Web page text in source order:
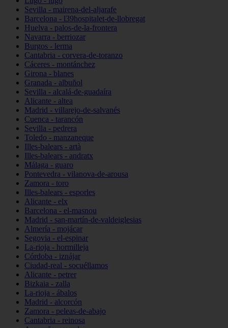
Sevilla - mairena-del-aljarafe
Barcelona - l39hospitalet-de-llobregat
Huelva - palos-de-la-frontera
Navarra - berriozar
Burgos - lerma
Cantabria - corvera-de-toranzo
Cáceres - montánchez
Girona - blanes
Granada - albuñol
Sevilla - alcalá-de-guadaíra
Alicante - altea
Madrid - villarejo-de-salvanés
Cuenca - tarancón
Sevilla - pedrera
Toledo - manzaneque
Illes-balears - artà
Illes-balears - andratx
Málaga - guaro
Pontevedra - vilanova-de-arousa
Zamora - toro
Illes-balears - esporles
Alicante - elx
Barcelona - el-masnou
Madrid - san-martín-de-valdeiglesias
Almería - mojácar
Segovia - el-espinar
La-rioja - hormilleja
Córdoba - iznájar
Ciudad-real - socuéllamos
Alicante - petrer
Bizkaia - zalla
La-rioja - ábalos
Madrid - alcorcón
Zamora - peleas-de-abajo
Cantabria - reinosa